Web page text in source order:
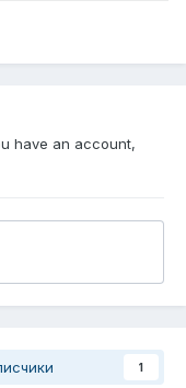
have an account,
1